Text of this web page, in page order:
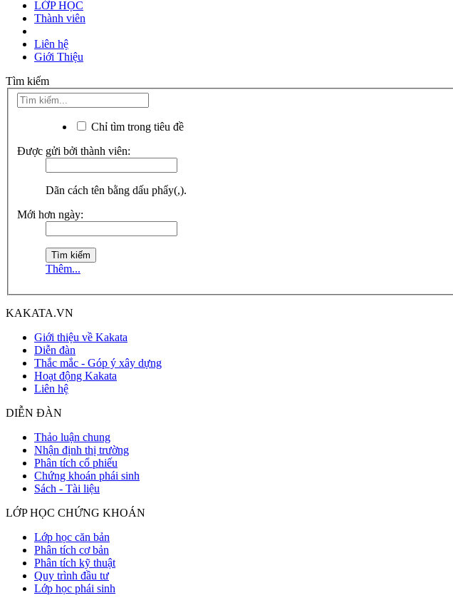
LỚP HỌC
Thành viên
Liên hệ
Giới Thiệu
Tìm kiếm
Chỉ tìm trong tiêu đề
Được gửi bởi thành viên:
Dãn cách tên bằng dấu phẩy(,).
Mới hơn ngày:
Thêm...
KAKATA.VN
Giới thiệu về Kakata
Diễn đàn
Thắc mắc - Góp ý xây dựng
Hoạt động Kakata
Liên hệ
DIỄN ĐÀN
Thảo luận chung
Nhận định thị trường
Phân tích cổ phiếu
Chứng khoán phái sinh
Sách - Tài liệu
LỚP HỌC CHỨNG KHOÁN
Lớp học căn bản
Phân tích cơ bản
Phân tích kỹ thuật
Quy trình đầu tư
Lớp học phái sinh